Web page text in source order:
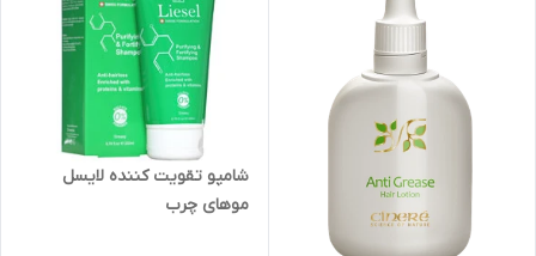
شامپو تقویت کننده لایسل
موهای چرب